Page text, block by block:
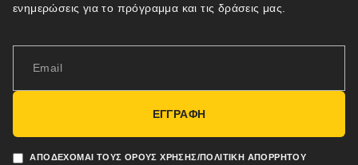
ενημερώσεις για το πρόγραμμα και τις δράσεις μας.
ΑΠΟΔΈΧΟΜΑΙ ΤΟΥΣ ΌΡΟΥΣ ΧΡΉΣΗΣ/ΠΟΛΙΤΙΚΉ ΑΠΟΡΡΉΤΟΥ
ΕΓΓΡΑΦΗ